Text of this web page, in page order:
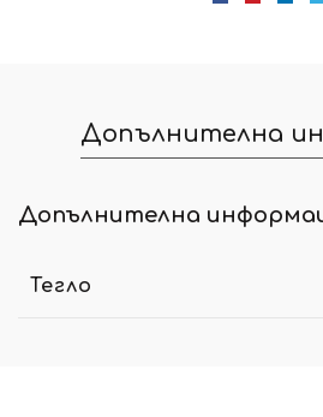
Допълнителна
Допълнителна
Тегло